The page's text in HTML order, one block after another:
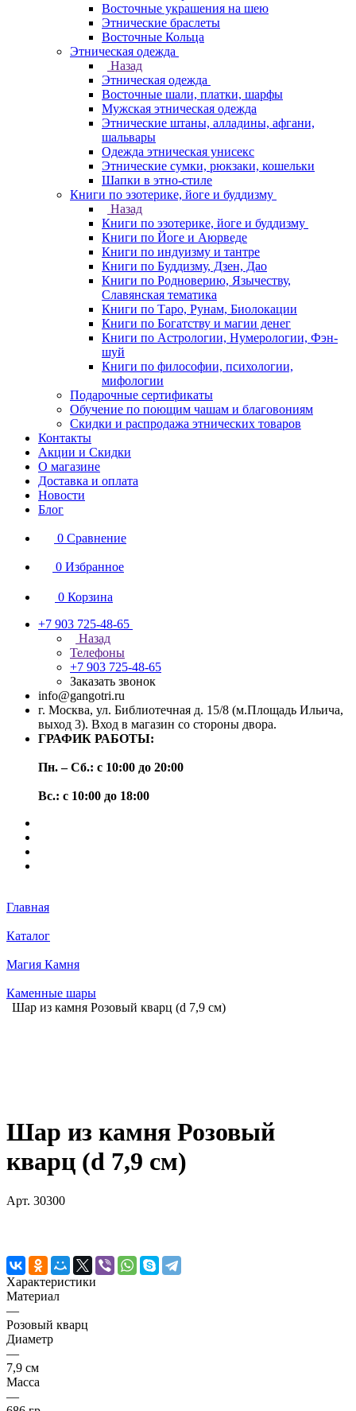
Восточные украшения на шею
Этнические браслеты
Восточные Кольца
Этническая одежда
Назад
Этническая одежда
Восточные шали, платки, шарфы
Мужская этническая одежда
Этнические штаны, алладины, афгани,
шальвары
Одежда этническая унисекс
Этнические сумки, рюкзаки, кошельки
Шапки в этно-стиле
Книги по эзотерике, йоге и буддизму
Назад
Книги по эзотерике, йоге и буддизму
Книги по Йоге и Аюрведе
Книги по индуизму и тантре
Книги по Буддизму, Дзен, Дао
Книги по Родноверию, Язычеству,
Славянская тематика
Книги по Таро, Рунам, Биолокации
Книги по Богатству и магии денег
Книги по Астрологии, Нумерологии, Фэн-
шуй
Книги по философии, психологии,
мифологии
Подарочные сертификаты
Обучение по поющим чашам и благовониям
Скидки и распродажа этнических товаров
Контакты
Акции и Скидки
О магазине
Доставка и оплата
Новости
Блог
0 Сравнение
0 Избранное
0 Корзина
+7 903 725-48-65
Назад
Телефоны
+7 903 725-48-65
Заказать звонок
info@gangotri.ru
г. Москва, ул. Библиотечная д. 15/8 (м.Площадь Ильича,
выход 3). Вход в магазин со стороны двора.
ГРАФИК РАБОТЫ:
Пн. – Сб.: с 10:00 до 20:00
Вс.: с 10:00 до 18:00
Главная
Каталог
Магия Камня
Каменные шары
Шар из камня Розовый кварц (d 7,9 см)
Шар из камня Розовый
кварц (d 7,9 см)
Арт. 30300
Характеристики
Материал
—
Розовый кварц
Диаметр
—
7,9 см
Масса
—